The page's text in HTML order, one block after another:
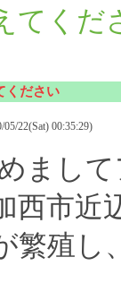
てく
ください
22(Sat) 00:35:29)
まし
西市近
繁殖